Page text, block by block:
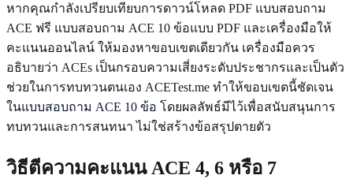
หากคุณกำลังเปรียบเทียบการดาวน์โหลด PDF แบบสอบถาม
ACE ฟรี แบบสอบถาม ACE 10 ข้อแบบ PDF และเครื่องมือให้
คะแนนออนไลน์ ให้มองหาขอบเขตเดียวกัน เครื่องมือควร
อธิบายว่า ACEs เป็นกรอบความเสี่ยงระดับประชากรและเป็นตัว
ช่วยในการทบทวนตนเอง ACETest.me ทำให้ขอบเขตนี้ชัดเจน
ในแบบสอบถาม ACE 10 ข้อ โดยผลลัพธ์มีไว้เพื่อสนับสนุนการ
ทบทวนและการสนทนา ไม่ใช่สร้างข้อสรุปตายตัว
วิธีตีความคะแนน ACE 4, 6 หรือ 7